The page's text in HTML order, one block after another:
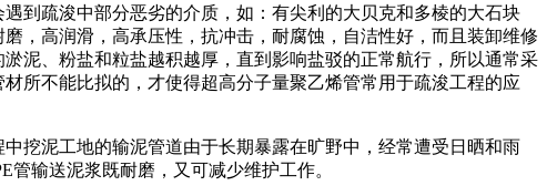
疏浚中部分恶劣的介质，如：有尖利的大贝克和多棱的大石块
，高润滑，高承压性，抗冲击，耐腐蚀，自洁性好，而且装卸维修
泥、粉盐和粒盐越积越厚，直到影响盐驳的正常航行，所以通常采
所不能比拟的，才使得超高分子量聚乙烯管常用于疏浚工程的应
泥工地的输泥管道由于长期暴露在旷野中，经常遭受日晒和雨
管输送泥浆既耐磨，又可减少维护工作。